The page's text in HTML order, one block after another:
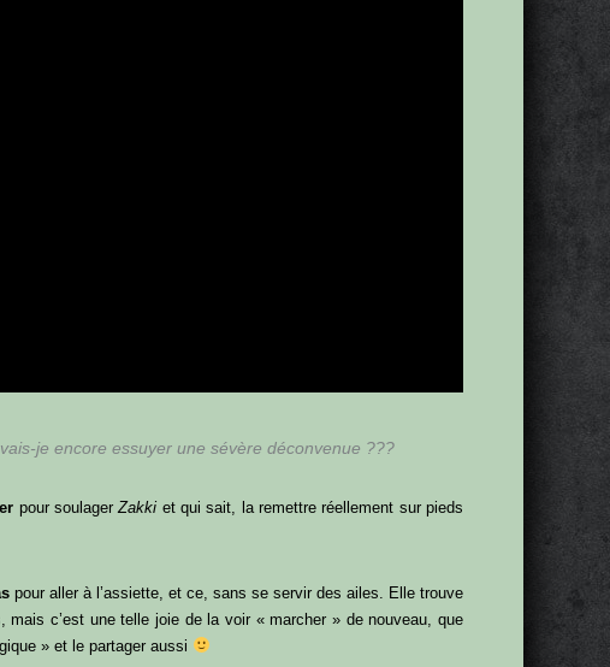
je encore essuyer une sévère déconvenue ???
pour soulagerZakki et qui sait, la remettre réellement sur pieds
pour aller à l’assiette, et ce, sans se servir des ailes. Elle trouve
c’est une telle joie de la voir « marcher » de nouveau, que
» et le partager aussi